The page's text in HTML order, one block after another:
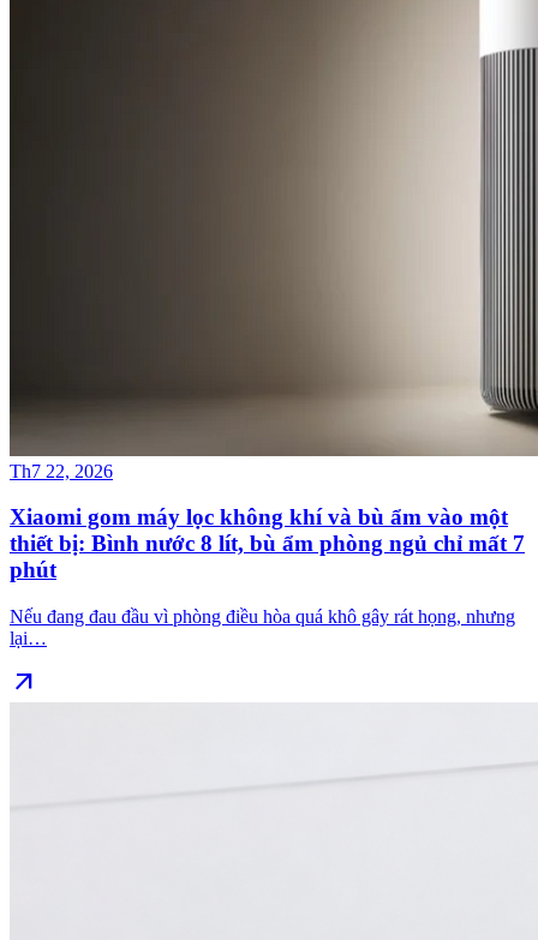
Th7 22, 2026
Xiaomi gom máy lọc không khí và bù ẩm vào một
thiết bị: Bình nước 8 lít, bù ẩm phòng ngủ chỉ mất 7
phút
Nếu đang đau đầu vì phòng điều hòa quá khô gây rát họng, nhưng
lại…
arrow_outward